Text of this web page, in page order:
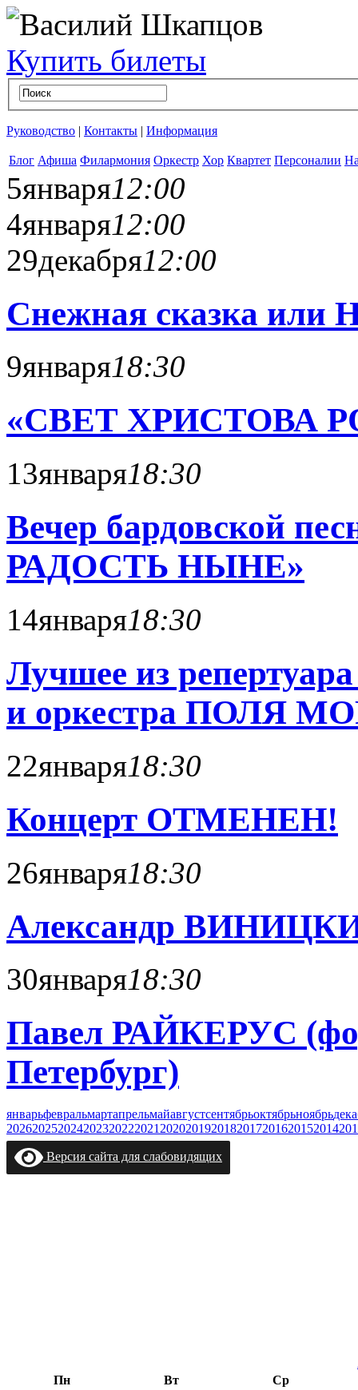
Купить билеты
Руководство | Контакты | Информация
Блог Афиша Филармония Оркестр Хор Квартет Персоналии
5января12:00
4января12:00
29декабря12:00
Снежная сказка или
9января18:30
«СВЕТ ХРИСТОВА
13января18:30
Вечер бардовской
РАДОСТЬ НЫНЕ»
14января18:30
Лучшее из
и оркестра ПОЛЯ
22января18:30
Концерт ОТМЕНЕН!
26января18:30
Александр
30января18:30
Павел РАЙКЕРУС
Петербург)
январьфевральмартапрельмайавгустсентябрьоктябрьноябрь
202620252024202320222021 2020201920182017201620152014
Версия сайта для слабовидящих
Пн
Вт
Ср